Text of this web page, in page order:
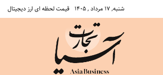
شنبه, ۱۷ مرداد , ۱۴۰۵ قیمت لحظه ای ارز دیجیتال